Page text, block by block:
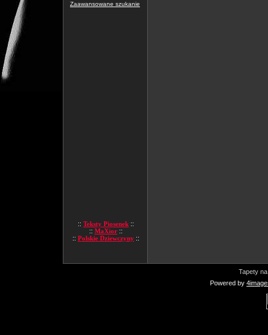
Zaawansowane szukanie
:: Teksty Piosenek ::
:: MaXior ::
:: Polskie Dziewczyny ::
Tapety
Powered by